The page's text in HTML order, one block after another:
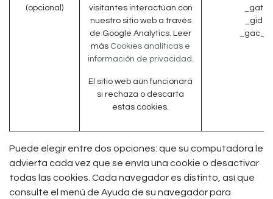
(opcional)
visitantes interactúan con
nuestro sitio web a través
de Google Analytics. Leer
más Cookies analíticas e
información de privacidad.
El sitio web aún funcionará
si rechaza o descarta
estas cookies.
_gat
_gid
_gac_*
Puede elegir entre dos opciones: que su computadora le
advierta cada vez que se envía una cookie o desactivar
todas las cookies. Cada navegador es distinto, así que
consulte el menú de Ayuda de su navegador para